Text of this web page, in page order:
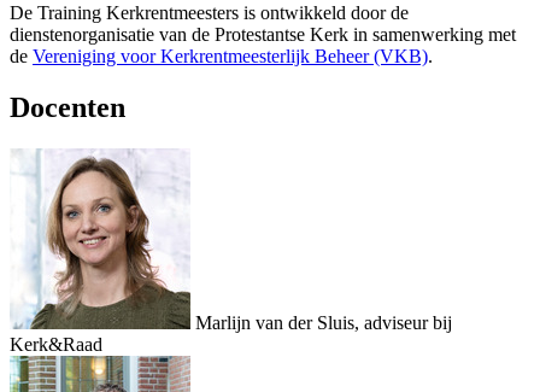
De Training Kerkrentmeesters is ontwikkeld door de
dienstenorganisatie van de Protestantse Kerk in samenwerking met
de Vereniging voor Kerkrentmeesterlijk Beheer (VKB).
Docenten
Marlijn van der Sluis, adviseur bij
Kerk&Raad